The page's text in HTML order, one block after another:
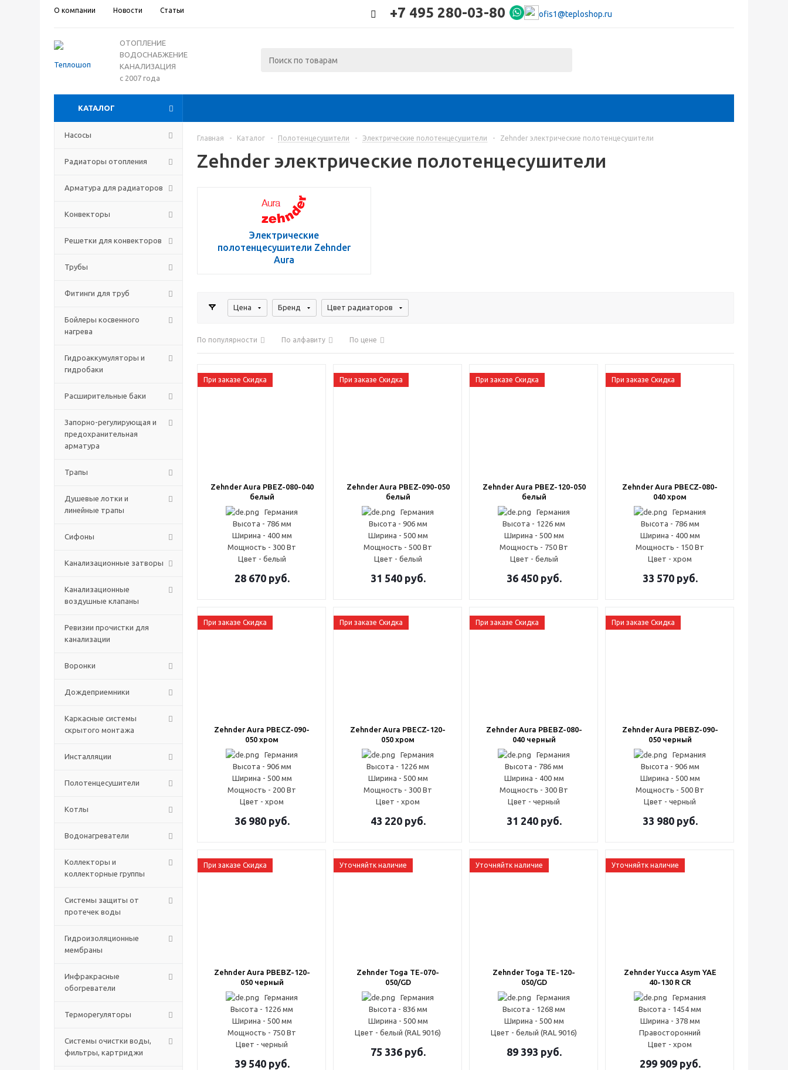
О компании Новости Статьи +7 495 280-03-80 ofis1@teploshop.ru
ОТОПЛЕНИЕ
ВОДОСНАБЖЕНИЕ
КАНАЛИЗАЦИЯ
с 2007 года
КАТАЛОГ
Насосы
Радиаторы отопления
Арматура для радиаторов
Конвекторы
Решетки для конвекторов
Трубы
Фитинги для труб
Бойлеры косвенного
нагрева
Гидроаккумуляторы и
гидробаки
Расширительные баки
Запорно-регулирующая и
предохранительная
арматура
Трапы
Душевые лотки и
линейные трапы
Сифоны
Канализационные затворы
Канализационные
воздушные клапаны
Ревизии прочистки для
канализации
Воронки
Дождеприемники
Каркасные системы
скрытого монтажа
Инсталляции
Полотенцесушители
Котлы
Водонагреватели
Коллекторы и
коллекторные группы
Системы защиты от
протечек воды
Гидроизоляционные
мембраны
Инфракрасные
обогреватели
Терморегуляторы
Системы очистки воды,
фильтры, картриджи
Главная - Каталог - Полотенцесушители - Электрические полотенцесушители - Zehnder электрические полотенцесушители
Zehnder электрические полотенцесушители
Электрические
полотенцесушители Zehnder
Aura
Цена Бренд Цвет радиаторов
По популярности По алфавиту По цене
При заказе Скидка
Zehnder Aura PBEZ-080-040
белый
Германия
Высота - 786 мм
Ширина - 400 мм
Мощность - 300 Вт
Цвет - белый
28 670руб.
При заказе Скидка
Zehnder Aura PBEZ-090-050
белый
Германия
Высота - 906 мм
Ширина - 500 мм
Мощность - 500 Вт
Цвет - белый
31 540руб.
При заказе Скидка
Zehnder Aura PBEZ-120-050
белый
Германия
Высота - 1226 мм
Ширина - 500 мм
Мощность - 750 Вт
Цвет - белый
36 450руб.
При заказе Скидка
Zehnder Aura PBECZ-080-
040 хром
Германия
Высота - 786 мм
Ширина - 400 мм
Мощность - 150 Вт
Цвет - хром
33 570руб.
При заказе Скидка
Zehnder Aura PBECZ-090-
050 хром
Германия
Высота - 906 мм
Ширина - 500 мм
Мощность - 200 Вт
Цвет - хром
36 980руб.
При заказе Скидка
Zehnder Aura PBECZ-120-
050 хром
Германия
Высота - 1226 мм
Ширина - 500 мм
Мощность - 300 Вт
Цвет - хром
43 220руб.
При заказе Скидка
Zehnder Aura PBEBZ-080-
040 черный
Германия
Высота - 786 мм
Ширина - 400 мм
Мощность - 300 Вт
Цвет - черный
31 240руб.
При заказе Скидка
Zehnder Aura PBEBZ-090-
050 черный
Германия
Высота - 906 мм
Ширина - 500 мм
Мощность - 500 Вт
Цвет - черный
33 980руб.
При заказе Скидка
Zehnder Aura PBEBZ-120-
050 черный
Германия
Высота - 1226 мм
Ширина - 500 мм
Мощность - 750 Вт
Цвет - черный
39 540руб.
Уточняйтк наличие
Zehnder Toga TE-070-
050/GD
Германия
Высота - 836 мм
Ширина - 500 мм
Цвет - белый (RAL 9016)
75 336руб.
Уточняйтк наличие
Zehnder Toga TE-120-
050/GD
Германия
Высота - 1268 мм
Ширина - 500 мм
Цвет - белый (RAL 9016)
89 393 руб.
Уточняйтк наличие
Zehnder Yucca Asym YAE
40-130 R CR
Германия
Высота - 1454 мм
Ширина - 378 мм
Правосторонний
Цвет - хром
299 909руб.